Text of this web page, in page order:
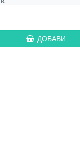
ДОБАВИ